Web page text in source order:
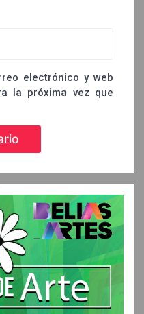
electrónico y web
la próxima vez que